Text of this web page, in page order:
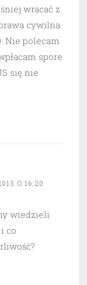
wracać z
cywilna
Nie polecam
spore
się nie
O 16:20
wiedzieli
co